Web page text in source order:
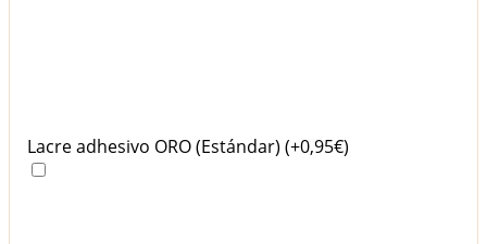
Lacre adhesivo ORO (Estándar) (+0,95€)